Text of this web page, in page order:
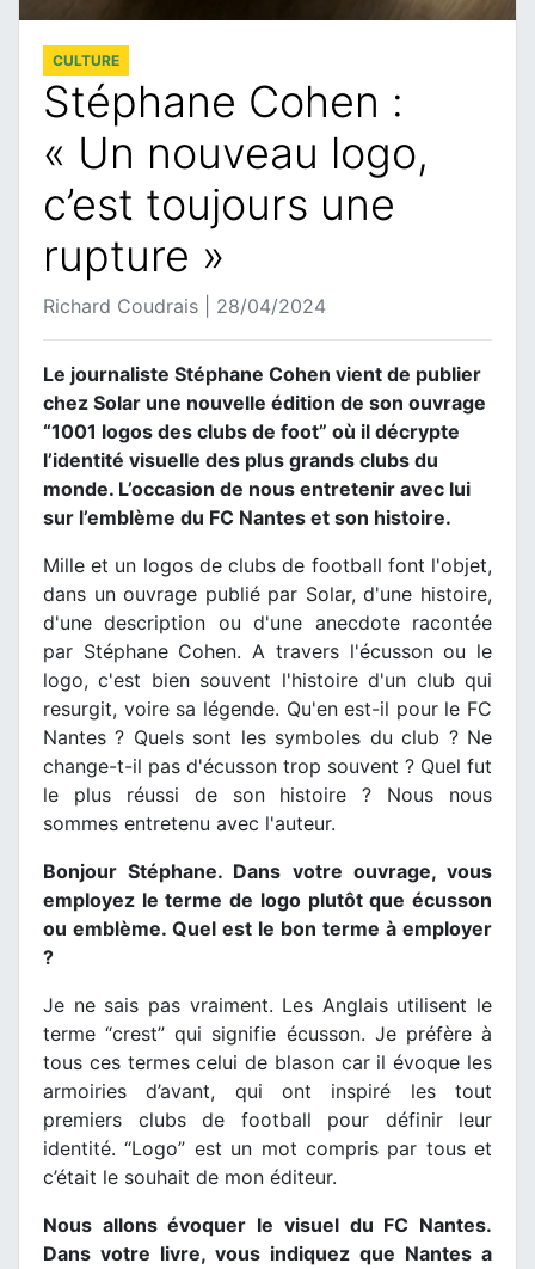
CULTURE
Stéphane Cohen :
« Un nouveau logo,
c’est toujours une
rupture »
Richard Coudrais | 28/04/2024
Le journaliste Stéphane Cohen vient de publier
chez Solar une nouvelle édition de son ouvrage
“1001 logos des clubs de foot” où il décrypte
l’identité visuelle des plus grands clubs du
monde. L’occasion de nous entretenir avec lui
sur l’emblème du FC Nantes et son histoire.
Mille et un logos de clubs de football font l'objet,
dans un ouvrage publié par Solar, d'une histoire,
d'une description ou d'une anecdote racontée
par Stéphane Cohen. A travers l'écusson ou le
logo, c'est bien souvent l'histoire d'un club qui
resurgit, voire sa légende. Qu'en est-il pour le FC
Nantes ? Quels sont les symboles du club ? Ne
change-t-il pas d'écusson trop souvent ? Quel fut
le plus réussi de son histoire ? Nous nous
sommes entretenu avec l'auteur.
Bonjour Stéphane. Dans votre ouvrage, vous
employez le terme de logo plutôt que écusson
ou emblème. Quel est le bon terme à employer
?
Je ne sais pas vraiment. Les Anglais utilisent le
terme “crest” qui signifie écusson. Je préfère à
tous ces termes celui de blason car il évoque les
armoiries d’avant, qui ont inspiré les tout
premiers clubs de football pour définir leur
identité. “Logo” est un mot compris par tous et
c’était le souhait de mon éditeur.
Nous allons évoquer le visuel du FC Nantes.
Dans votre livre, vous indiquez que Nantes a